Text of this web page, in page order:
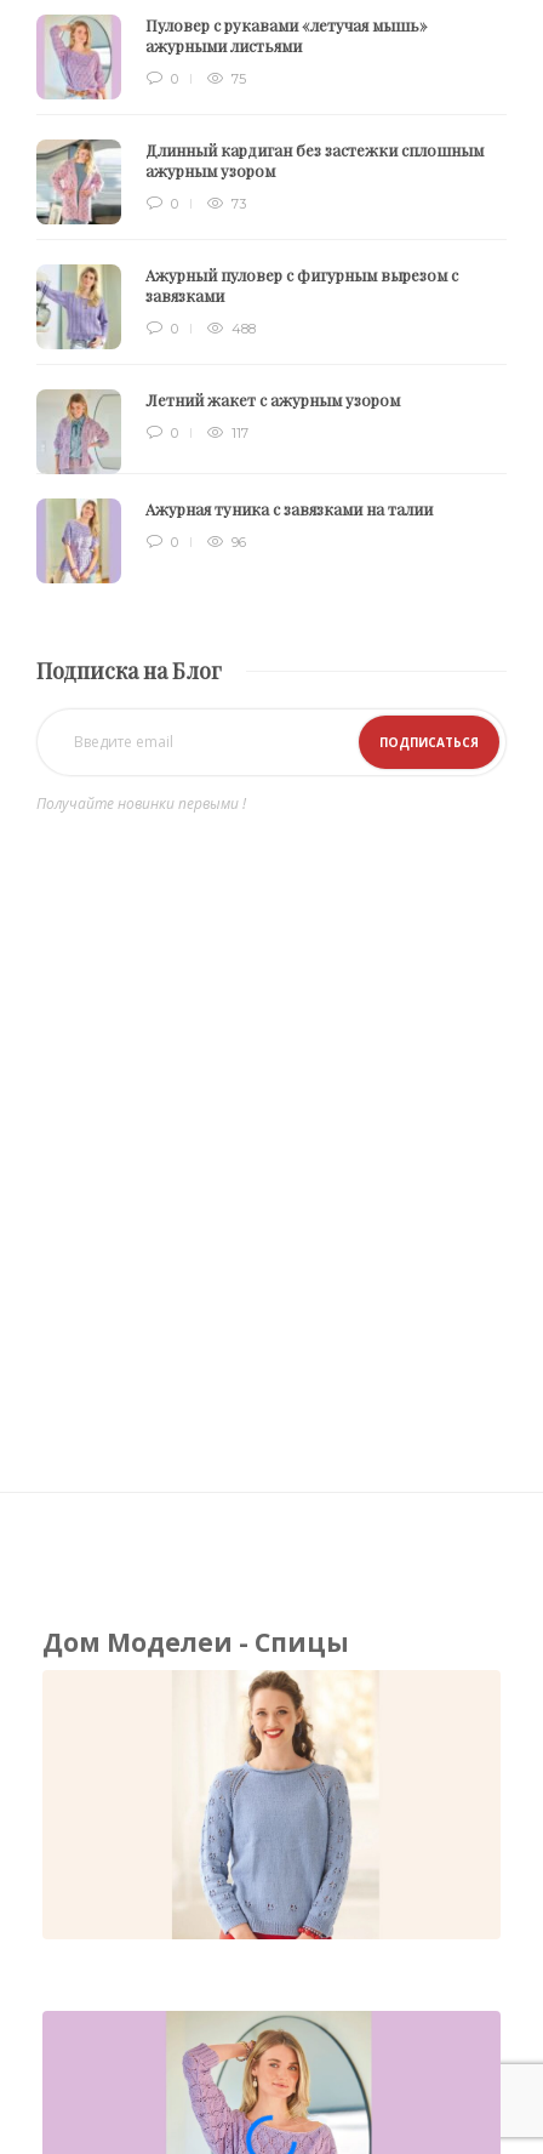
Пуловер с рукавами «летучая мышь»
ажурными листьями
0 75
Длинный кардиган без застежки сплошным
ажурным узором
0 73
Ажурный пуловер с фигурным вырезом с
завязками
0 488
Летний жакет с ажурным узором
0 117
Ажурная туника с завязками на талии
0 96
Подписка на Блог
Получайте новинки первыми !
Дом Моделеи - Спицы